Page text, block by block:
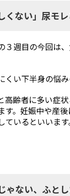
川島 眞
小林 一広
辻村 晃
安田 吉宏
くない」尿モ
３週目の今回は
くい下半身の悩
高齢者に多い症
す。妊娠中や産
ているといいま
ゃない、ふと